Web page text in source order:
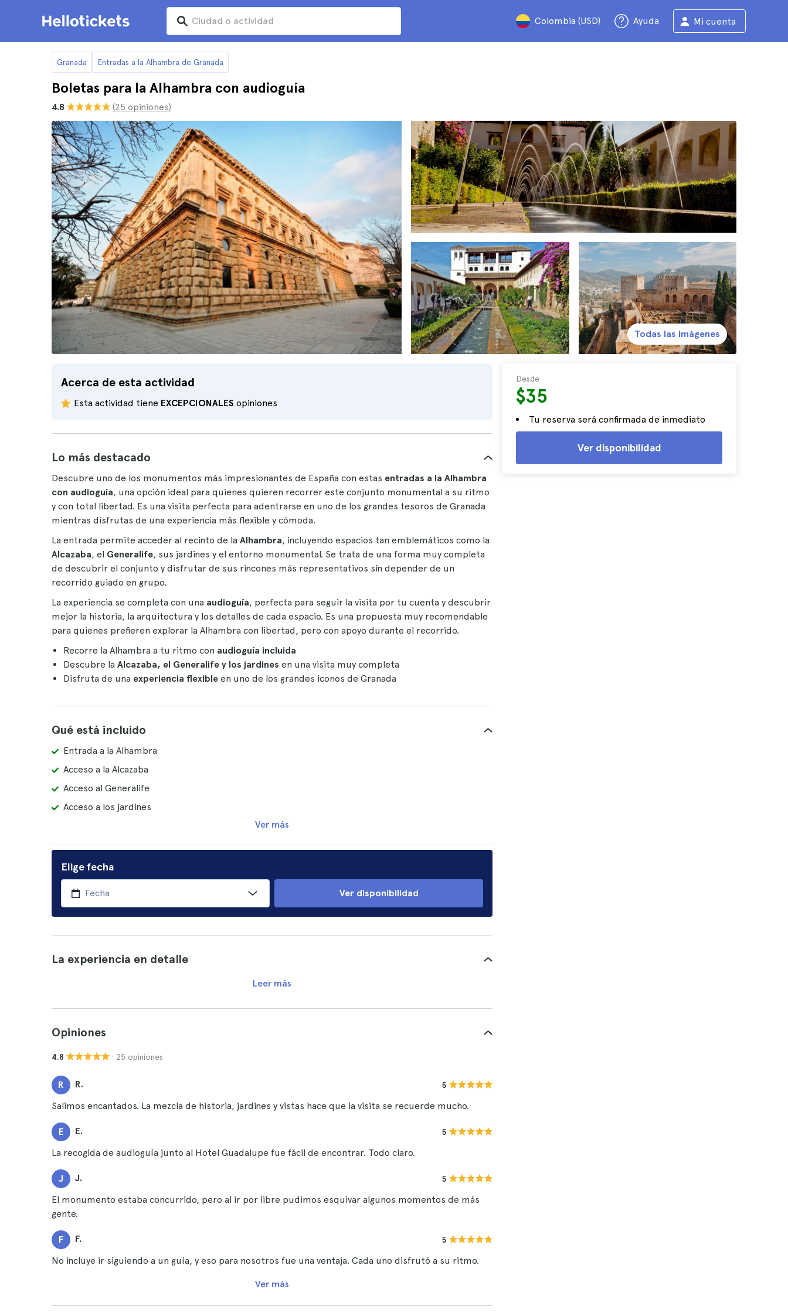
Colombia (USD) Ayuda Mi cuenta
Granada Entradas a la Alhambra de Granada
Boletas para la Alhambra con audioguía
4.8 (25 opiniones)
Acerca de esta actividad
Esta actividad tiene EXCEPCIONALES opiniones
Desde
$35
Tu reserva será confirmada de inmediato
Ver disponibilidad
Todas las imágenes
Lo más destacado
Descubre uno de los monumentos más impresionantes de España con estas entradas a la Alhambra
con audioguía, una opción ideal para quienes quieren recorrer este conjunto monumental a su ritmo
y con total libertad. Es una visita perfecta para adentrarse en uno de los grandes tesoros de Granada
mientras disfrutas de una experiencia más flexible y cómoda.
La entrada permite acceder al recinto de la Alhambra, incluyendo espacios tan emblemáticos como la
Alcazaba, el Generalife, sus jardines y el entorno monumental. Se trata de una forma muy completa
de descubrir el conjunto y disfrutar de sus rincones más representativos sin depender de un
recorrido guiado en grupo.
La experiencia se completa con una audioguía, perfecta para seguir la visita por tu cuenta y descubrir
mejor la historia, la arquitectura y los detalles de cada espacio. Es una propuesta muy recomendable
para quienes prefieren explorar la Alhambra con libertad, pero con apoyo durante el recorrido.
Recorre la Alhambra a tu ritmo con audioguía incluida
Descubre la Alcazaba, el Generalife y los jardines en una visita muy completa
Disfruta de una experiencia flexible en uno de los grandes iconos de Granada
Qué está incluido
Entrada a la Alhambra
Acceso a la Alcazaba
Acceso al Generalife
Acceso a los jardines
Ver más
Elige fecha
Ver disponibilidad
La experiencia en detalle
Leer más
Opiniones
4.8 · 25 opiniones
R R. 5
Salimos encantados. La mezcla de historia, jardines y vistas hace que la visita se recuerde mucho.
E E. 5
La recogida de audioguía junto al Hotel Guadalupe fue fácil de encontrar. Todo claro.
J J. 5
El monumento estaba concurrido, pero al ir por libre pudimos esquivar algunos momentos de más
gente.
F F. 5
No incluye ir siguiendo a un guía, y eso para nosotros fue una ventaja. Cada uno disfrutó a su ritmo.
Ver más